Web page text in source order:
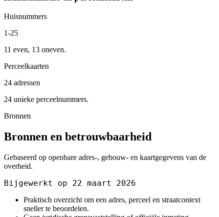
Huisnummers
1-25
11 even, 13 oneven.
Perceelkaarten
24 adressen
24 unieke perceelnummers.
Bronnen
Bronnen en betrouwbaarheid
Gebaseerd op openbare adres-, gebouw- en kaartgegevens van de
overheid.
Bijgewerkt op 22 maart 2026
Praktisch overzicht om een adres, perceel en straatcontext
sneller te beoordelen.